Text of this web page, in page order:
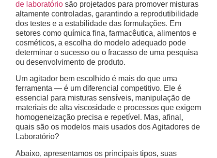
de laboratório são projetados para promover misturas
altamente controladas, garantindo a reprodutibilidade
dos testes e a estabilidade das formulações. Em
setores como química fina, farmacêutica, alimentos e
cosméticos, a escolha do modelo adequado pode
determinar o sucesso ou o fracasso de uma pesquisa
ou desenvolvimento de produto.
Um agitador bem escolhido é mais do que uma
ferramenta — é um diferencial competitivo. Ele é
essencial para misturas sensíveis, manipulação de
materiais de alta viscosidade e processos que exigem
homogeneização precisa e repetível. Mas, afinal,
quais são os modelos mais usados dos Agitadores de
Laboratório?
Abaixo, apresentamos os principais tipos, suas